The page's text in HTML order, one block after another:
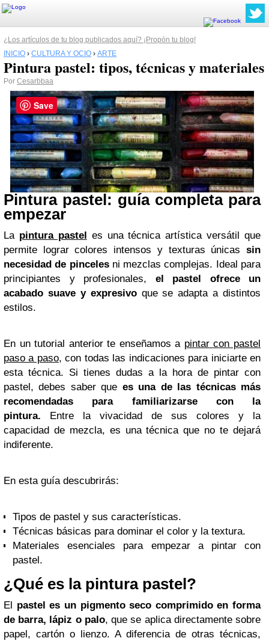
¿Los artículos de tu blog publicados aquí? ¡Propón tu blog!
INICIO › CULTURA Y OCIO › ARTE
Pintura pastel: tipos, técnicas y materiales
Por Cesarbbaa
Pintura pastel: guía completa para
empezar
La pintura pastel
es una técnica artística versátil que
permite lograr colores intensos y texturas únicas sin
necesidad de pincelesni mezclas complejas. Ideal para
principiantes y profesionales, el pastel ofrece un
acabado suave y expresivoque se adapta a distintos
estilos.
En un tutorial anterior te enseñamos a pintar con pastel
paso a paso, con todas las indicaciones para iniciarte en
esta técnica. Si tienes dudas a la hora de pintar con
pastel, debes saber que es una de las técnicas más
recomendadas para familiarizarse con la
pintura.
Entre la vivacidad de sus colores y la
capacidad de mezcla, es una técnica que no te dejará
indiferente.
En esta guía descubrirás:
Tipos de pastel y sus características.
Técnicas básicas para dominar el color y la textura.
Materiales esenciales para empezar a pintar con
pastel.
¿Qué es la pintura pastel?
El pastel es un pigmento seco comprimido en forma
de barra, lápiz o palo, que se aplica directamente sobre
papel, cartón o lienzo. A diferencia de otras técnicas,
Save